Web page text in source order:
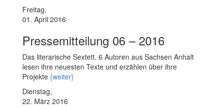
Freitag,
01. April 2016
Pressemitteilung 06 – 2016
Das literarische Sextett. 6 Autoren aus Sachsen Anhalt
lesen ihre neuesten Texte und erzählen über ihre
Projekte {weiter}
Dienstag,
22. März 2016